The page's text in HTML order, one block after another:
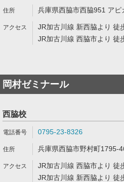
兵庫県西脇市西脇951 アピ
JR加古川線 新西脇より 徒
JR加古川線 西脇市より 徒
岡村ゼミナール
西脇校
0795-23-8326
兵庫県西脇市野村町1795-
JR加古川線 西脇市より 徒
JR加古川線 新西脇より 徒